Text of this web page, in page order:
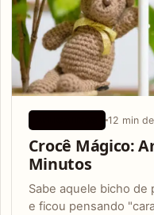
12 min
Crocê Mágico:
Minutos
Sabe aquele bicho de
e ficou pensando